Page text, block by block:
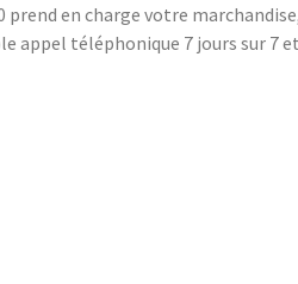
prend en charge votre
appel téléphonique 7 jours sur 7 et